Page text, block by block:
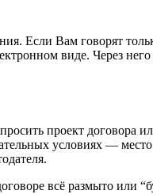
Если Вам говорят
виде. Через
проект договора
условиях —
всё размыто или